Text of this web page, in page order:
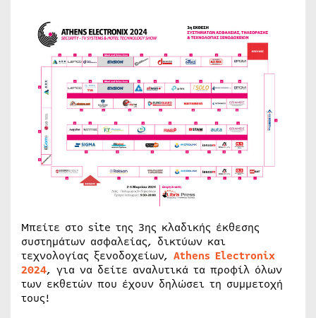
Μπείτε στο site της 3ης κλαδικής έκθεσης
συστημάτων ασφαλείας, δικτύων και
τεχνολογίας ξενοδοχείων, Athens Electronix
2024, για να δείτε αναλυτικά τα προφίλ όλων
των εκθετών που έχουν δηλώσει τη συμμετοχή
τους!